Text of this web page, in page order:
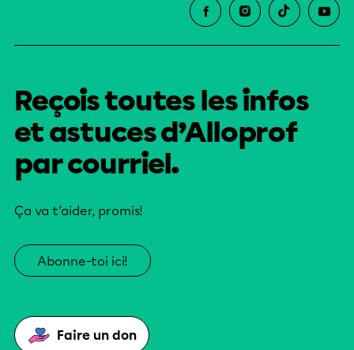
Reçois toutes les infos
et astuces d’Alloprof
par courriel.
Ça va t’aider, promis!
Abonne-toi ici!
Faire un don